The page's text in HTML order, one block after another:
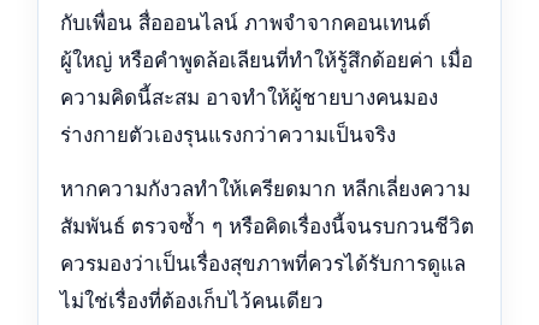
กับเพื่อน สื่อออนไลน์ ภาพจำจากคอนเทนต์
ผู้ใหญ่ หรือคำพูดล้อเลียนที่ทำให้รู้สึกด้อยค่า เมื่อ
ความคิดนี้สะสม อาจทำให้ผู้ชายบางคนมอง
ร่างกายตัวเองรุนแรงกว่าความเป็นจริง
หากความกังวลทำให้เครียดมาก หลีกเลี่ยงความ
สัมพันธ์ ตรวจซ้ำ ๆ หรือคิดเรื่องนี้จนรบกวนชีวิต
ควรมองว่าเป็นเรื่องสุขภาพที่ควรได้รับการดูแล
ไม่ใช่เรื่องที่ต้องเก็บไว้คนเดียว